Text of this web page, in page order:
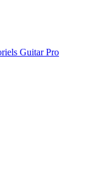
Guitar Pro